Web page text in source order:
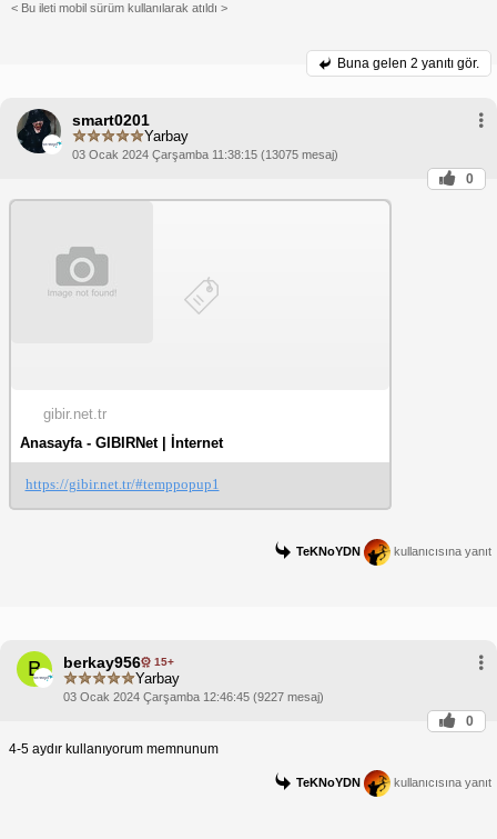
< Bu ileti mobil sürüm kullanılarak atıldı >
Buna gelen 2 yanıtı gör.
smart0201
Yarbay
03 Ocak 2024 Çarşamba 11:38:15 (13075 mesaj)
0
gibir.net.tr
Anasayfa - GIBIRNet | İnternet
https://gibir.net.tr/#temppopup1
TeKNoYDN kullanıcısına yanıt
B berkay956 15+
Yarbay
03 Ocak 2024 Çarşamba 12:46:45 (9227 mesaj)
0
4-5 aydır kullanıyorum memnunum
TeKNoYDN kullanıcısına yanıt